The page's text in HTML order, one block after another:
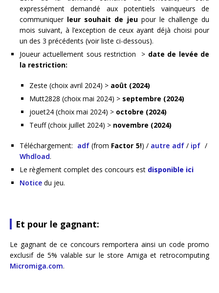
expressément demandé aux potentiels vainqueurs de
communiquer leur souhait de jeupour le challenge du
mois suivant, à l’exception de ceux ayant déjà choisi pour
un des 3 précédents (voir liste ci-dessous).
Joueur actuellement sous restriction > date de levée de
la restriction:
Zeste (choix avril 2024) > août (2024)
Mutt2828 (choix mai 2024) > septembre (2024)
jouet24 (choix mai 2024) > octobre (2024)
Teuff (choix juillet 2024) > novembre (2024)
Téléchargement: adf(from Factor 5!) / autre adf/ ipf /
Whdload.
Le règlement complet des concours est disponible ici
Notice du jeu.
Et pour le gagnant:
Le gagnant de ce concours remportera ainsi un code promo
exclusif de 5% valable sur le store Amiga et retrocomputing
Micromiga.com.